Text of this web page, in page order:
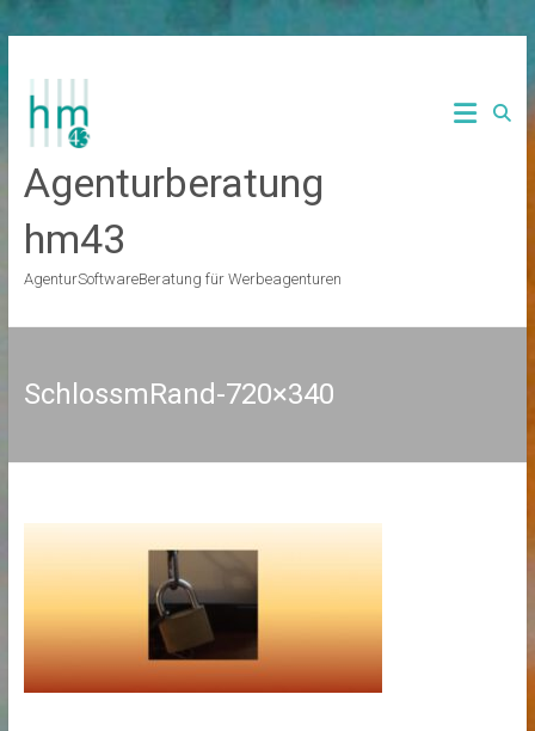
Inhalt
springen
Agenturberatung
hm43
AgenturSoftwareBeratung für Werbeagenturen
SchlossmRand-720×340